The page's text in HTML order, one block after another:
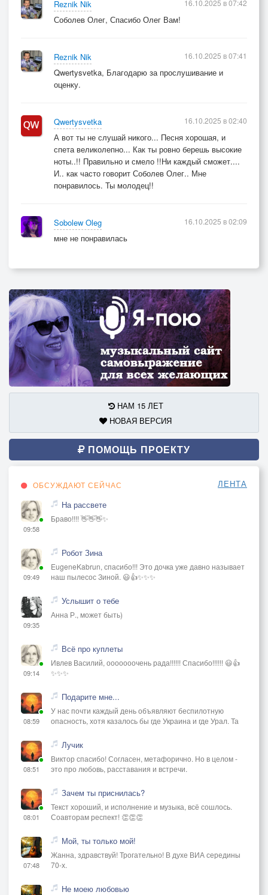
Reznik Nik
Соболев Олег, Спасибо Олег Вам!
16.10.2025 в 07:42
Reznik Nik
Qwertysvetka, Благодарю за прослушивание и
оценку.
16.10.2025 в 07:41
Qwertysvetka
А вот ты не слушай никого... Песня хорошая, и
спета великолепно... Как ты ровно берешь высокие
ноты..!! Правильно и смело !!Ни каждый сможет....
И.. как часто говорит Соболев Олег.. Мне
понравилось. Ты молодец!!
16.10.2025 в 02:40
Sobolew Oleg
мне не понравилась
16.10.2025 в 02:09
НАМ 15 ЛЕТ
НОВАЯ ВЕРСИЯ
ПОМОЩЬ ПРОЕКТУ
ОБСУЖДАЮТ СЕЙЧАС ЛЕНТА
09:58
На рассвете
Браво!!!! 👋👋👋✨
09:49
Робот Зина
EugeneKabrun, спасибо!!! Это дочка уже давно называет
наш пылесос Зиной. 😃👍✨✨✨
09:35
Услышит о тебе
Анна Р., может быть)
09:14
Всё про куплеты
Ивлев Василий, ооооооочень рада!!!!!! Спасибо!!!!!! 😃👍
✨✨✨
08:59
Подарите мне...
У нас почти каждый день объявляют беспилотную
опасность, хотя казалось бы где Украина и где Урал. Та
08:51
Лучик
Виктор спасибо! Согласен, метафорично. Но в целом -
это про любовь, расставания и встречи.
08:01
Зачем ты приснилась?
Текст хороший, и исполнение и музыка, всё сошлось.
Соавторам респект! 👏👏👏
07:48
Мой, ты только мой!
Жанна, здравствуй! Трогательно! В духе ВИА середины
70-х.
Не моею любовью